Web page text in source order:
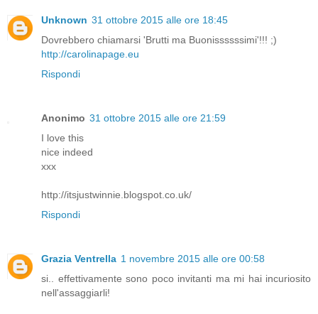
Unknown 31 ottobre 2015 alle ore 18:45
Dovrebbero chiamarsi 'Brutti ma Buonissssssimi'!!! ;)
http://carolinapage.eu
Rispondi
Anonimo 31 ottobre 2015 alle ore 21:59
I love this
nice indeed
xxx
http://itsjustwinnie.blogspot.co.uk/
Rispondi
Grazia Ventrella 1 novembre 2015 alle ore 00:58
si.. effettivamente sono poco invitanti ma mi hai incuriosito
nell'assaggiarli!